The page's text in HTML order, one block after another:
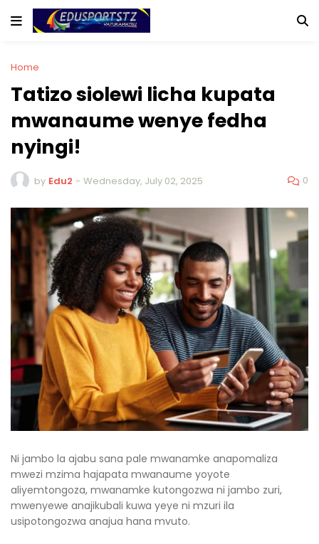
Home
Tatizo siolewi licha kupata
mwanaume wenye fedha
nyingi!
by Edu2 - Wednesday, July 02, 2025 0
Ni jambo la ajabu sana pale mwanamke anapomaliza
mwezi mzima hajapata mwanaume yoyote
aliyemtongoza, mwanamke kutongozwa ni jambo zuri,
mwenyewe anajikubali kuwa yeye ni mzuri ila
usipotongozwa anajua hana mvuto.